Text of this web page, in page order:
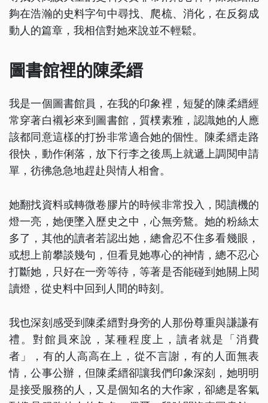
夠在浩瀚的史料字句中尋找、爬梳、消化，在反芻成
動人的篇章，我相信對她來說並不輕鬆。
圖書館裡的陳柔縉
我是一個圖書館員，在我的印象裡，短髮的陳柔縉經
常穿著白襯衫來到圖書館，質樸素雅，認識她的人應
該都同意這樣的打扮非常適合她的個性。陳柔縉走路
很快，動作俐落，放下行李之後馬上就遞上調閱申請
單，彷彿急急地趕赴與情人相會。
她翻找資料或轉微卷膠片的時候非常投入，閱讀機的
燈一亮，她便墜入歷史之中，心無旁鶩。她的粉絲太
多了，其他的讀者若認出她，總會忍不住多看幾眼，
或想上前攀談幾句，但看見她專心的神情，總不忍心
打斷她，只好在一旁等待，等著是否能碰到她關上閱
讀燈，從史料中回到人間的時刻。
我也深刻感受到陳柔縉對身旁的人那份尊重與謙謙有
禮。對館員來說，某種程度上，讀者就是「消費
者」，有的人高高在上，從不言謝，有的人面無表
情，公事公辦，但陳柔縉卻讓我們印象深刻，她明明
是接受服務的人，又是個知名的大作家，卻總是客氣